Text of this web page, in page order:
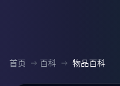
首页 百科 物品百科